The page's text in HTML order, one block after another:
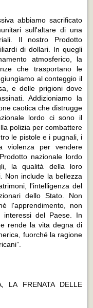
abbiamo sacrificato
sull'altare di una
Il nostro Prodotto
di dollari. In quegli
atmosferico, la
che trasportano le
al conteggio il
e delle prigioni dove
Addizioniamo la
caotica che distrugge
lordo ci sono il
polizia per combattere
le pistole e i pugnali, i
violenza per vendere
nazionale lordo
la qualità della loro
Non include la bellezza
l'intelligenza del
dello Stato. Non
l'apprendimento, non
del Paese. In
rende la vita degna di
fuorché la ragione
LA FRENATA DELLE